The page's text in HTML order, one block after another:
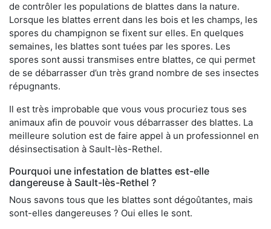
de contrôler les populations de blattes dans la nature.
Lorsque les blattes errent dans les bois et les champs, les
spores du champignon se fixent sur elles. En quelques
semaines, les blattes sont tuées par les spores. Les
spores sont aussi transmises entre blattes, ce qui permet
de se débarrasser d’un très grand nombre de ses insectes
répugnants.
Il est très improbable que vous vous procuriez tous ses
animaux afin de pouvoir vous débarrasser des blattes. La
meilleure solution est de faire appel à un professionnel en
désinsectisation à Sault-lès-Rethel.
Pourquoi une infestation de blattes est-elle
dangereuse à Sault-lès-Rethel ?
Nous savons tous que les blattes sont dégoûtantes, mais
sont-elles dangereuses ? Oui elles le sont.